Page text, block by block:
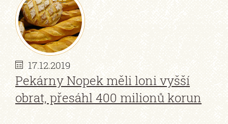
17.12.2019
Pekárny Nopek měli loni vyšší
obrat, přesáhl 400 milionů korun